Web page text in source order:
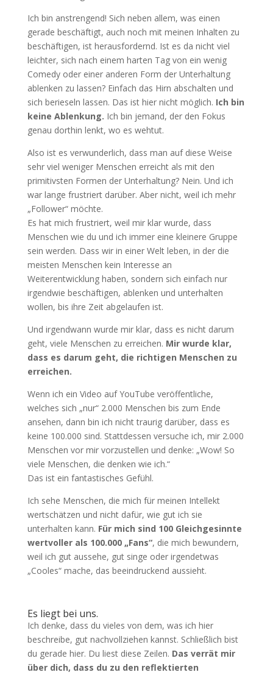
Ich bin anstrengend! Sich neben allem, was einen
gerade beschäftigt, auch noch mit meinen Inhalten zu
beschäftigen, ist herausfordernd. Ist es da nicht viel
leichter, sich nach einem harten Tag von ein wenig
Comedy oder einer anderen Form der Unterhaltung
ablenken zu lassen? Einfach das Hirn abschalten und
sich berieseln lassen. Das ist hier nicht möglich. Ich bin
keine Ablenkung. Ich bin jemand, der den Fokus
genau dorthin lenkt, wo es wehtut.
Also ist es verwunderlich, dass man auf diese Weise
sehr viel weniger Menschen erreicht als mit den
primitivsten Formen der Unterhaltung? Nein. Und ich
war lange frustriert darüber. Aber nicht, weil ich mehr
„Follower“ möchte.
Es hat mich frustriert, weil mir klar wurde, dass
Menschen wie du und ich immer eine kleinere Gruppe
sein werden. Dass wir in einer Welt leben, in der die
meisten Menschen kein Interesse an
Weiterentwicklung haben, sondern sich einfach nur
irgendwie beschäftigen, ablenken und unterhalten
wollen, bis ihre Zeit abgelaufen ist.
Und irgendwann wurde mir klar, dass es nicht darum
geht, viele Menschen zu erreichen. Mir wurde klar,
dass es darum geht, die richtigen Menschen zu
erreichen.
Wenn ich ein Video auf YouTube veröffentliche,
welches sich „nur“ 2.000 Menschen bis zum Ende
ansehen, dann bin ich nicht traurig darüber, dass es
keine 100.000 sind. Stattdessen versuche ich, mir 2.000
Menschen vor mir vorzustellen und denke: „Wow! So
viele Menschen, die denken wie ich.“
Das ist ein fantastisches Gefühl.
Ich sehe Menschen, die mich für meinen Intellekt
wertschätzen und nicht dafür, wie gut ich sie
unterhalten kann. Für mich sind 100 Gleichgesinnte
wertvoller als 100.000 „Fans“, die mich bewundern,
weil ich gut aussehe, gut singe oder irgendetwas
„Cooles“ mache, das beeindruckend aussieht.
Es liegt bei uns.
Ich denke, dass du vieles von dem, was ich hier
beschreibe, gut nachvollziehen kannst. Schließlich bist
du gerade hier. Du liest diese Zeilen. Das verrät mir
über dich, dass du zu den reflektierten